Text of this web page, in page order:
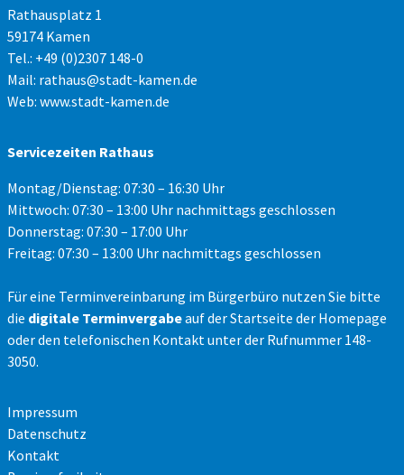
Rathausplatz 1
59174 Kamen
Tel.: +49 (0)2307 148-0
Mail: rathaus@stadt-kamen.de
Web: www.stadt-kamen.de
Servicezeiten Rathaus
Montag/Dienstag: 07:30 – 16:30 Uhr
Mittwoch: 07:30 – 13:00 Uhr nachmittags geschlossen
Donnerstag: 07:30 – 17:00 Uhr
Freitag: 07:30 – 13:00 Uhr nachmittags geschlossen
Für eine Terminvereinbarung im Bürgerbüro nutzen Sie bitte
die digitale Terminvergabeauf der Startseite der Homepage
oder den telefonischen Kontakt unter der Rufnummer 148-
3050.
Impressum
Datenschutz
Kontakt